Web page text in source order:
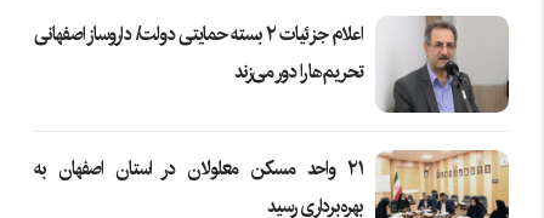
اعلام جزئیات ۲ بسته حمایتی دولت/ داروساز اصفهانی
تحریم‌ها را دور می‌زند
۲۱ واحد مسکن معلولان در استان اصفهان به
بهره‌برداری رسید